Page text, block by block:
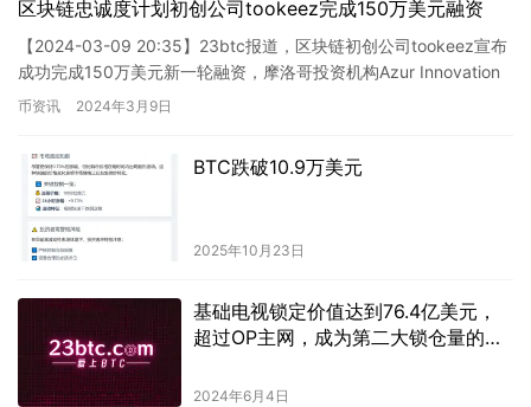
区块链忠诚度计划初创公司tookeez完成150万美元融资
【2024-03-09 20:35】23btc报道，区块链初创公司tookeez宣布
成功完成150万美元新一轮融资，摩洛哥投资机构Azur Innovation
Fund参与投资。…
币资讯 2024年3月9日
BTC跌破10.9万美元
2025年10月23日
基础电视锁定价值达到76.4亿美元，
超过OP主网，成为第二大锁仓量的二
2024年6月4日